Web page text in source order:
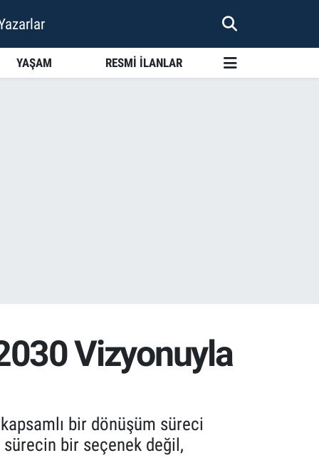
YAŞAM RESMİ İLANLAR
Vizyonuyla
bir dönüşüm süreci
bir seçenek değil,